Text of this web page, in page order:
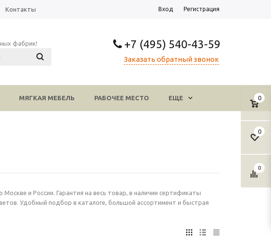
Контакты Вход Регистрация
+7 (495) 540-43-59
Заказать обратный звонок
фабрик!
0
0
0
МЯГКАЯ МЕБЕЛЬ РАБОЧЕЕ МЕСТО ЕЩЕ
и России. Гарантия на весь товар, в наличии сертификаты
Удобный подбор в каталоге, большой ассортимент и быстрая